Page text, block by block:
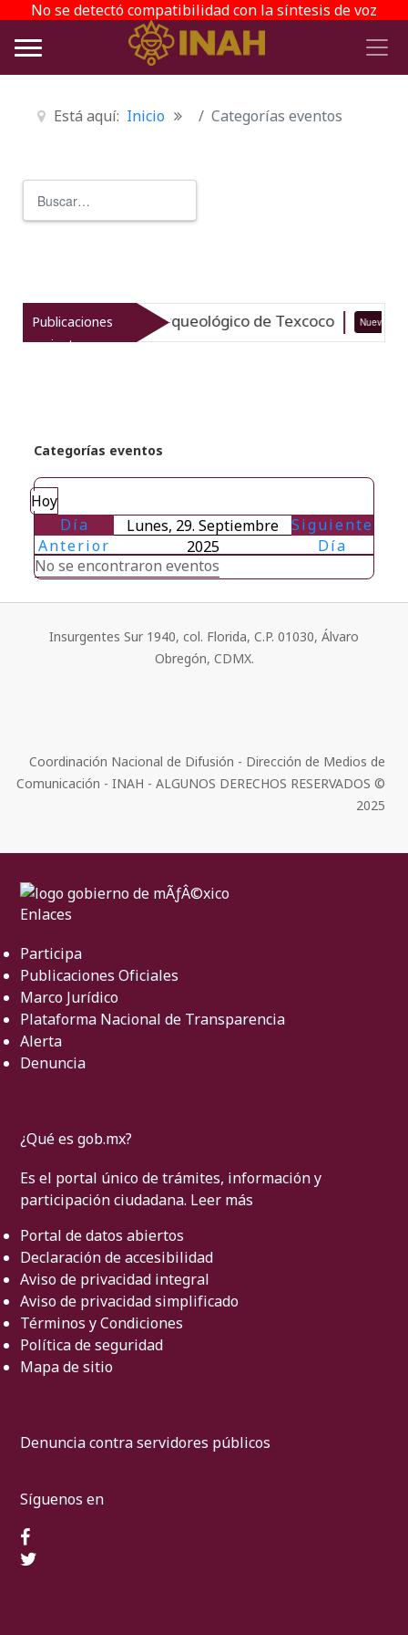
No se detectó compatibilidad con la síntesis de voz
Está aquí: Inicio Categorías eventos
Publicaciones
recientes
el patrimonio arqueológico de Texcoco Nuevo
Categorías eventos
Hoy
Día
Anterior
Lunes, 29. Septiembre
2025
Siguiente
Día
No se encontraron eventos
Insurgentes Sur 1940, col. Florida, C.P. 01030, Álvaro
Obregón, CDMX.
Coordinación Nacional de Difusión - Dirección de Medios de
Comunicación - INAH - ALGUNOS DERECHOS RESERVADOS ©
2025
Enlaces
Participa
Publicaciones Oficiales
Marco Jurídico
Plataforma Nacional de Transparencia
Alerta
Denuncia
¿Qué es gob.mx?
Es el portal único de trámites, información y
participación ciudadana. Leer más
Portal de datos abiertos
Declaración de accesibilidad
Aviso de privacidad integral
Aviso de privacidad simplificado
Términos y Condiciones
Política de seguridad
Mapa de sitio
Denuncia contra servidores públicos
Síguenos en